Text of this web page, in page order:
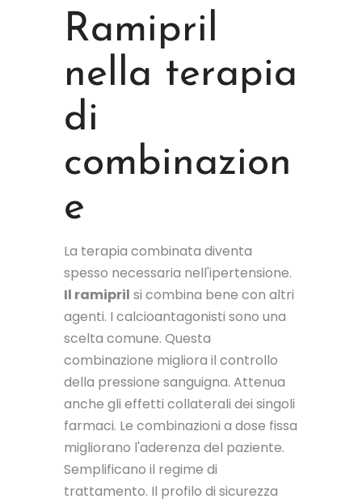
Ramipril
nella terapia
di
combinazion
e
La terapia combinata diventa
spesso necessaria nell'ipertensione.
Il ramipril si combina bene con altri
agenti. I calcioantagonisti sono una
scelta comune. Questa
combinazione migliora il controllo
della pressione sanguigna. Attenua
anche gli effetti collaterali dei singoli
farmaci. Le combinazioni a dose fissa
migliorano l'aderenza del paziente.
Semplificano il regime di
trattamento. Il profilo di sicurezza